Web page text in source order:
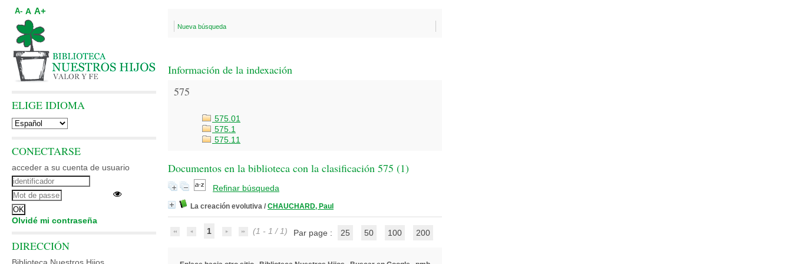
Nueva búsqueda
Información de la indexación
575
575.01
575.1
575.11
Documentos en la biblioteca con la clasificación 575 (1)
Refinar búsqueda
La creación evolutiva / CHAUCHARD, Paul
1 (1 - 1 / 1) Par page : 25 50 100 200
A- A A+
ELIGE IDIOMA
CONECTARSE
acceder a su cuenta de usuario
Olvidé mi contraseña
DIRECCIÓN